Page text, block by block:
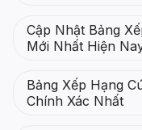
Cập Nhật Bảng
Mới Nhất Hiện
Bảng Xếp Hạng
Chính Xác Nhất